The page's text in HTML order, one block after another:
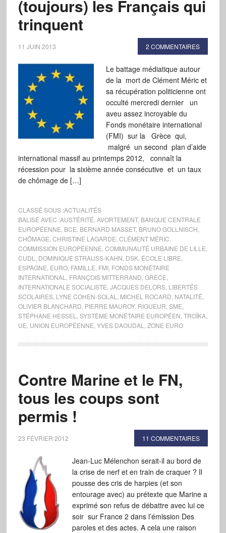
(toujours) les Français qui
trinquent
11 JUIN 2013 2 COMMENTAIRES
Le battage médiatique autour
de la mort de Clément Méric et
sa récupération politicienne ont
occulté mercredi dernier un
aveu assez incroyable du
Fonds monétaire international
(FMI) sur la Grèce qui,
malgré un second plan d’aide
international massif au printemps 2012, connaît la
récession pour la sixième année consécutive et un taux
de chômage de […]
CLASSÉ SOUS :ACTUALITÉS
BALISÉ AVEC :AUSTÉRITÉ AVORTEMENT, BANQUE CENTRALE
EUROPÉENNE BCE BERNARD MASSET, BRUNO GOLLNISCH
CHÔMAGE CHRISTINE LAGARDE CLÉMENT MÉRIC
COMMISSION EUROPÉENNE COMMUNAUTÉ URBAINE DE LILLE
CUDL
DOMINIQUE STRAUSS-KAHN DSK, ÉCOLE LIBRE
ESPAGNE EURO, FAMILLE FMI, FONDS MONÉTAIRE
INTERNATIONAL
FRANÇOIS MITTERRAND GRÈCE
INTERNATIONALE SOCIALISTE JACQUES DELORS, LIBERTÉS
SCOLAIRES, LYNE COHEN-SOLAL MICHEL ROCARD NATALITÉ
OLIVIER BLANCHARD PIERRE MAUROY, RIGUEUR SME
STÉPHANE HESSEL
SYSTÈME MONÉTAIRE EUROPÉEN TROÏKA,
UE UNION EUROPÉENNE YVES DAOUDAL ZONE EURO
Contre Marine et le FN,
tous les coups sont
permis !
23 FÉVRIER 2012 11 COMMENTAIRES
Jean-Luc Mélenchon serait-il au bord de
la crise de nerf et en train de craquer ? Il
pousse des cris de harpies (et son
entourage avec) au prétexte que Marine a
exprimé son refus de débattre avec lui ce
soir sur France 2 dans l’émission Des
paroles et des actes. A cela une raison